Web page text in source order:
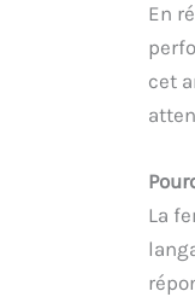
En
cet
La